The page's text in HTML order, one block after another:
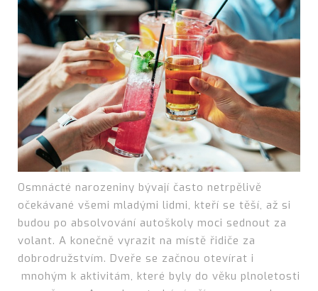
Osmnácté narozeniny bývají často netrpělivě
očekávané všemi mladými lidmi, kteří se těší, až si
budou po absolvování autoškoly moci sednout za
volant. A konečně vyrazit na místě řidiče za
dobrodružstvím. Dveře se začnou otevírat i
mnohým k aktivitám, které byly do věku plnoletosti